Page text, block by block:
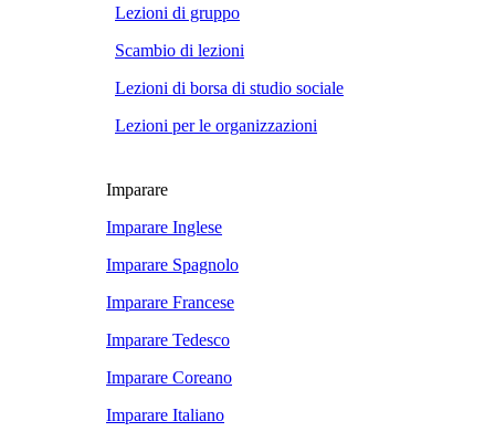
Lezioni di gruppo
Scambio di lezioni
Lezioni di borsa di studio sociale
Lezioni per le organizzazioni
Imparare
Imparare Inglese
Imparare Spagnolo
Imparare Francese
Imparare Tedesco
Imparare Coreano
Imparare Italiano